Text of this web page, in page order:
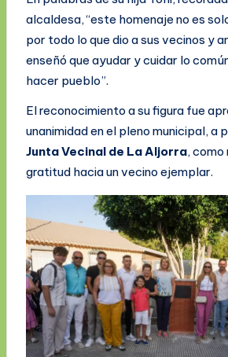
alcaldesa, “este homenaje no es
por todo lo que dio a sus vecinos y
enseñó que ayudar y cuidar lo
hacer pueblo”.
El reconocimiento a su figura fue
unanimidad en el pleno municipal, a
Junta Vecinal de La Aljorra, como
gratitud hacia un vecino ejemplar.